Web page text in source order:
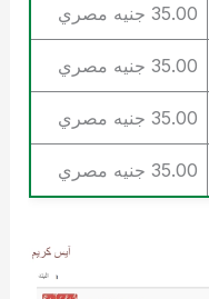
35.00 جنيه مصري
35.00 جنيه مصري
35.00 جنيه مصري
35.00 جنيه مصري